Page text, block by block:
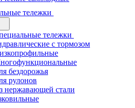
тележки
тележки
с тормозом
бездорожья
рулонов
нержавающей стали